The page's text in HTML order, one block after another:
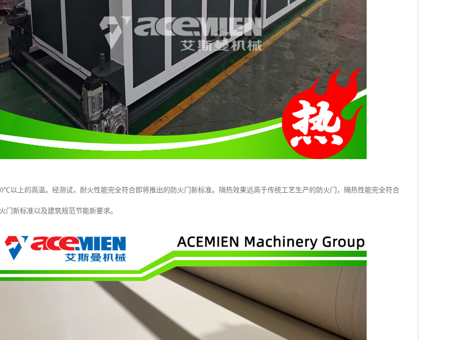
以上的高温。经测试，耐火性能完全符合即将推出的防火门新标准。隔热效果远高于传统工艺生产的防火门，隔热性能完全符合
门新标准以及建筑规范节能新要求。